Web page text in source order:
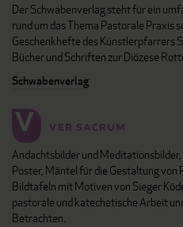
Der Schwabenverlag steht für ein
rund um das Thema Pastorale Praxis
Geschenkhefte des Künstlerpfarrers
Bücher und Schriften zur Diözese
Schwabenverlag
Andachtsbilder und
Poster, Mäntel für die Gestaltung
Bildtafeln mit Motiven von Sieger
pastorale und katechetische Arbeit
Betrachten.